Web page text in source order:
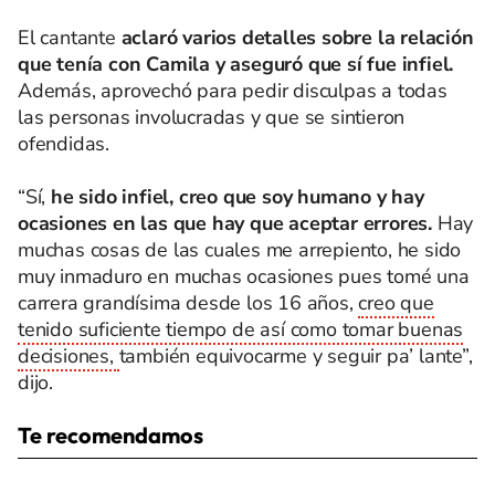
El cantante aclaró varios detalles sobre la relación
que tenía con Camila y aseguró que sí fue infiel.
Además, aprovechó para pedir disculpas a todas
las personas involucradas y que se sintieron
ofendidas.
“Sí, he sido infiel, creo que soy humano y hay
ocasiones en las que hay que aceptar errores. Hay
muchas cosas de las cuales me arrepiento, he sido
muy inmaduro en muchas ocasiones pues tomé una
carrera grandísima desde los 16 años,creo que
tenido suficiente tiempo de así como tomar buenas
decisiones, también equivocarme y seguir pa’ lante”,
dijo.
Te recomendamos